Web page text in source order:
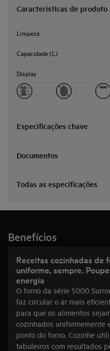
Características de produto
Limpeza
Capacidade (L)
Display
Especificações chave
Documentos
Todas as especificações
Benefícios
Receitas cozinhadas de
uniforme, sempre.
energia
O forno da série 5000
faz circular o ar mais
para que os alimentos
cozinhados uniformemente
ponto do forno. Cozinhe
tabuleiros com resultados